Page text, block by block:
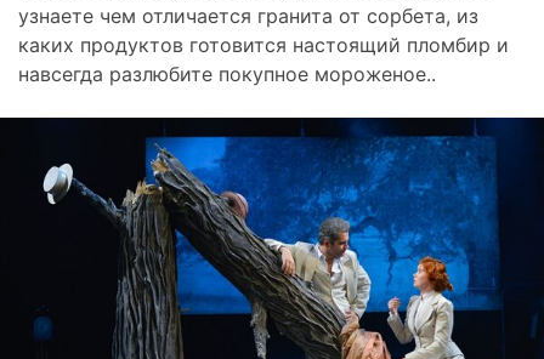
узнаете чем отличается гранита от сорбета, из
каких продуктов готовится настоящий пломбир и
навсегда разлюбите покупное мороженое..